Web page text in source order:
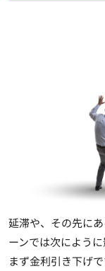
延滞や、その先に
ーンでは次にように
まず金利引き下げ